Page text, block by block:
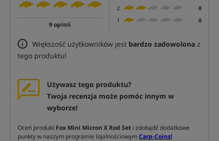
9 opinii
2
0
1
0
Większość użytkowników jest bardzo zadowolona z
tego produktu!
Używasz tego produktu?
Twoja recenzja może pomóc innym w
wyborze!
Oceń produkt Fox Mini Micron X Rod Set i zdobądź dodatkowe
punkty w naszym programie lojalnościowymCarp-Coins!